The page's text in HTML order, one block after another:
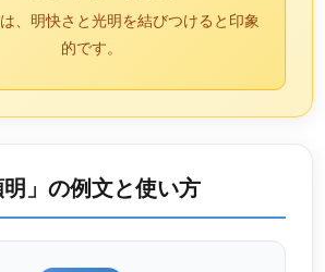
、明快さと光明を結びつけると印象
的です。
明」の例文と使い方